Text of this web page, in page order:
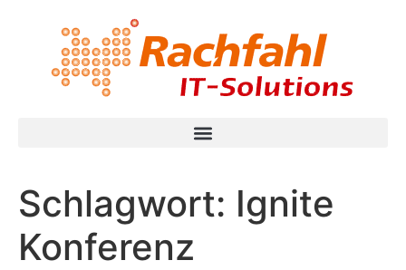
Schlagwort: Ignite
Konferenz